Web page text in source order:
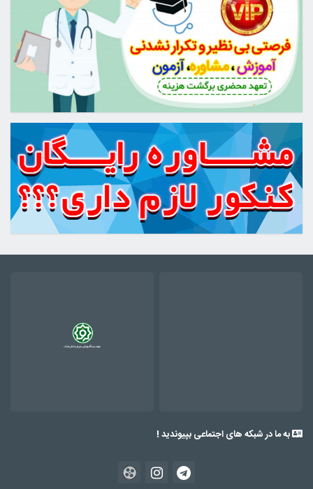
به ما در شبکه های اجتماعی بپیوندید !